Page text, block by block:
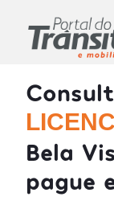
Bela
pague